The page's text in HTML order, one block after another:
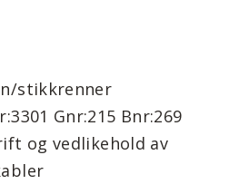
stikkrenner
Gnr:215 Bnr:269
og vedlikehold av